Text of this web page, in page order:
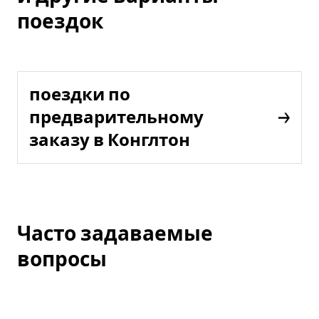
поездок
поездки по
предварительному
заказу в Конглтон
Часто задаваемые
вопросы